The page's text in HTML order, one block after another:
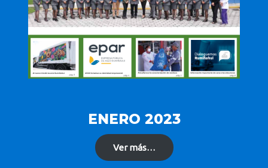
ENERO 2023
Ver más…